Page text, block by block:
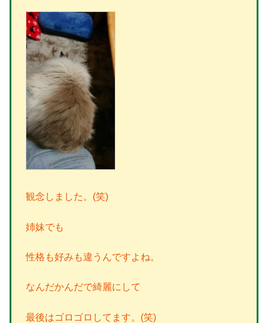
観念しました。(笑)
姉妹でも
性格も好みも違うんですよね。
なんだかんだで綺麗にして
最後はゴロゴロしてます。(笑)